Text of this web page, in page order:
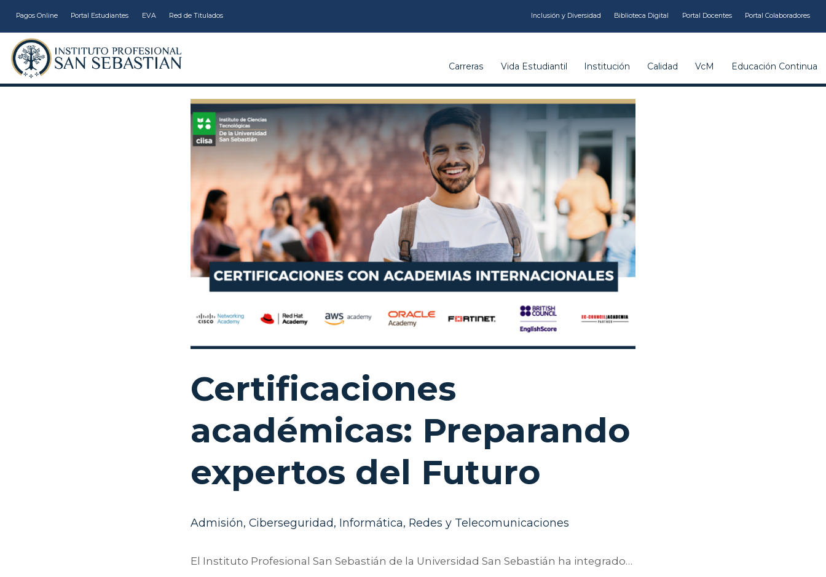
Pagos Online Portal Estudiantes EVA Red de Titulados Inclusión y Diversidad Biblioteca Digital Portal Docentes Portal Colaboradores
Carreras Vida Estudiantil Institución Calidad VcM Educación Continua
ESTUDIANTIL
INSTITUCIÓN
CALIDAD
VCM
EDUCACIÓN
CONTINUA
Certificaciones
académicas: Preparando
expertos del Futuro
Admisión,Ciberseguridad, Informática, Redes y Telecomunicaciones
El Instituto Profesional San Sebastián de la Universidad San Sebastián ha integrado…